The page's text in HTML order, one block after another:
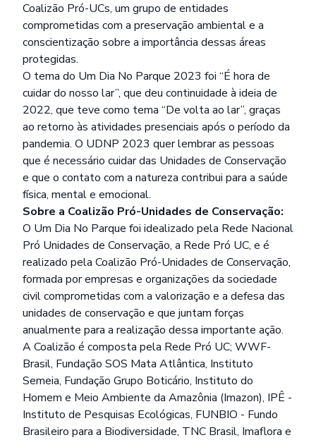
Coalizão Pró-UCs, um grupo de entidades
comprometidas com a preservação ambiental e a
conscientização sobre a importância dessas áreas
protegidas.
O tema do Um Dia No Parque 2023 foi “É hora de
cuidar do nosso lar”, que deu continuidade à ideia de
2022, que teve como tema “De volta ao lar”, graças
ao retorno às atividades presenciais após o período da
pandemia. O UDNP 2023 quer lembrar as pessoas
que é necessário cuidar das Unidades de Conservação
e que o contato com a natureza contribui para a saúde
física, mental e emocional.
Sobre a Coalizão Pró-Unidades de Conservação:
O Um Dia No Parque foi idealizado pela Rede Nacional
Pró Unidades de Conservação, a Rede Pró UC, e é
realizado pela Coalizão Pró-Unidades de Conservação,
formada por empresas e organizações da sociedade
civil comprometidas com a valorização e a defesa das
unidades de conservação e que juntam forças
anualmente para a realização dessa importante ação.
A Coalizão é composta pela Rede Pró UC; WWF-
Brasil, Fundação SOS Mata Atlântica, Instituto
Semeia, Fundação Grupo Boticário, Instituto do
Homem e Meio Ambiente da Amazônia (Imazon), IPÊ -
Instituto de Pesquisas Ecológicas, FUNBIO - Fundo
Brasileiro para a Biodiversidade, TNC Brasil, Imaflora e